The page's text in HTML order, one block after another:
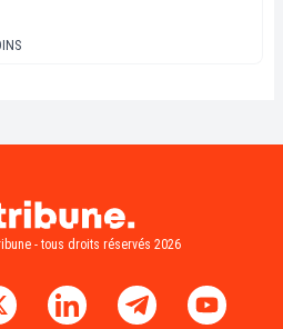
- tous droits réservés 2026